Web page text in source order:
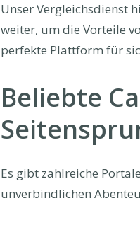
Unser Vergleichsdienst
weiter, um die Vorteile
perfekte Plattform für
Beliebte
Es gibt zahlreiche
unverbindlichen